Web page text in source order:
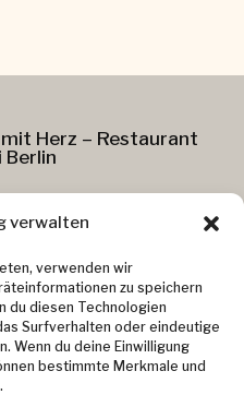
verwalten
verwenden wir
zu speichern
du diesen Technologien
Surfverhalten oder eindeutige
Wenn du deine Einwilligung
bestimmte Merkmale und
Herz – Restaurant
Berlin
:
37
Berlin
:
berlin.de